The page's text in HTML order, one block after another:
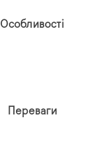
Особливості
Переваги